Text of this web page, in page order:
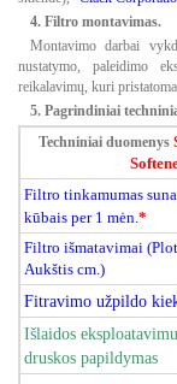
4. Filtro montavimas.
Montavimo darbai
nustatymo, paleidimo
reikalavimų, kuri
5. Pagrindiniai
Techniniai duomenys
Filtro tinkamumas
kūbais per 1 mėn. *
Filtro išmatavimai
Aukštis cm.)
Fitravimo užpildo
Išlaidos
druskos papildymas